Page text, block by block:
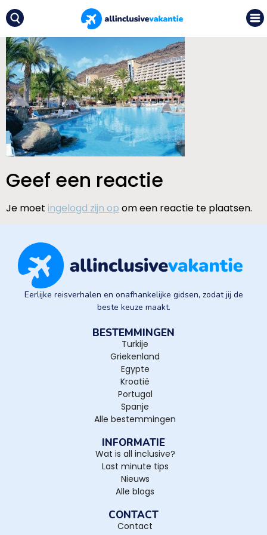
Geef een reactie
Je moet ingelogd zijn op om een reactie te plaatsen.
Eerlijke reisverhalen en onafhankelijke gidsen, zodat jij de
beste keuze maakt.
BESTEMMINGEN
Turkije
Griekenland
Egypte
Kroatië
Portugal
Spanje
Alle bestemmingen
INFORMATIE
Wat is all inclusive?
Last minute tips
Nieuws
Alle blogs
CONTACT
Contact